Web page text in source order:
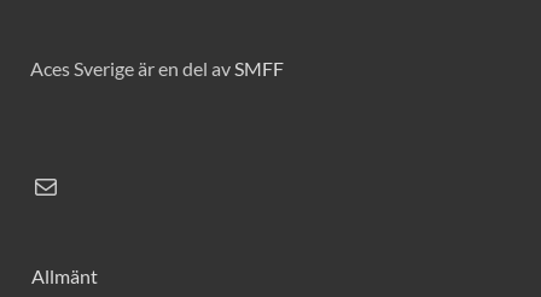
Aces Sverige är en del avSMFF
Allmänt